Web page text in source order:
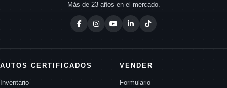
Más de 23 años en el mercado.
AUTOS CERTIFICADOS
Inventario
VENDER
Formulario